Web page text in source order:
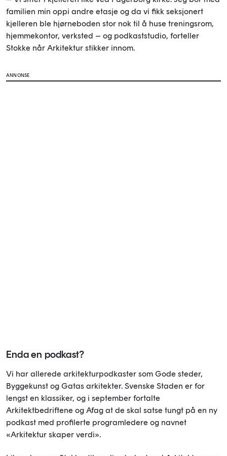
familien min oppi andre etasje og da vi fikk seksjonert
kjelleren ble hjørneboden stor nok til å huse treningsrom,
hjemmekontor, verksted – og podkaststudio, forteller
Stokke når Arkitektur stikker innom.
ANNONSE
Enda en podkast?
Vi har allerede arkitekturpodkaster som Gode steder,
Byggekunst og Gatas arkitekter. Svenske Staden er for
lengst en klassiker, og i september fortalte
Arkitektbedriftene og Afag at de skal satse tungt på en ny
podkast med profilerte programledere og navnet
«Arkitektur skaper verdi».